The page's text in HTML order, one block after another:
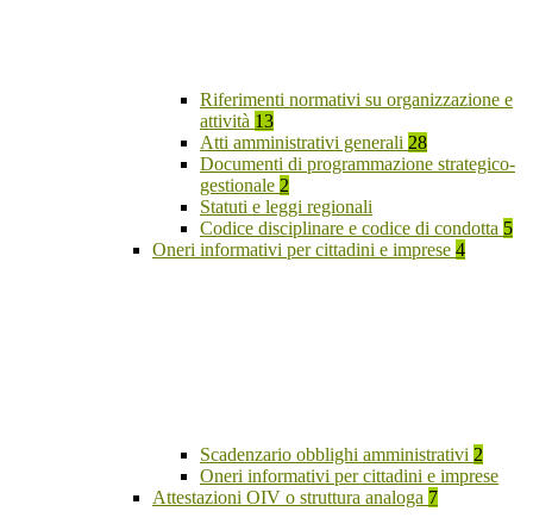
Riferimenti normativi su organizzazione e
attività 13
Atti amministrativi generali 28
Documenti di programmazione strategico-
gestionale 2
Statuti e leggi regionali
Codice disciplinare e codice di condotta 5
Oneri informativi per cittadini e imprese 4
Scadenzario obblighi amministrativi 2
Oneri informativi per cittadini e imprese
Attestazioni OIV o struttura analoga 7